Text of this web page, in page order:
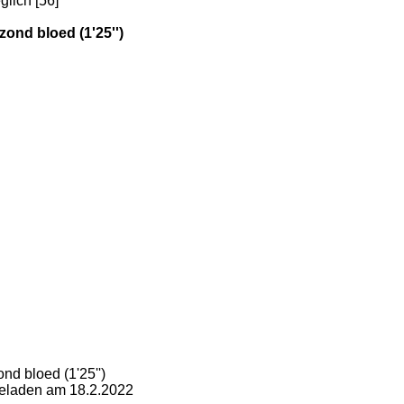
bloed (1'25'')
bloed (1'25'')
am 18.2.2022